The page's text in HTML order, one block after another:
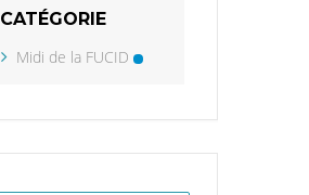
CATÉGORIE
Midi de la FUCID